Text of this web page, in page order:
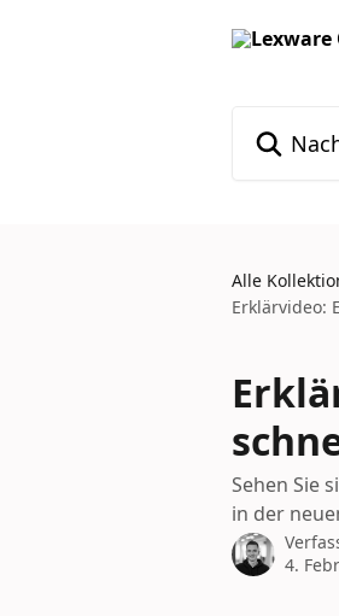
Alle
Erklärvideo:
Sehen Sie
in der
4.